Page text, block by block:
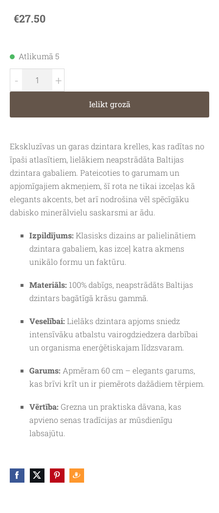
€27.50
Atlikumā 5
- +
Ielikt grozā
Ekskluzīvas un garas dzintara krelles, kas radītas no
īpaši atlasītiem, lielākiem neapstrādāta Baltijas
dzintara gabaliem. Pateicoties to garumam un
apjomīgajiem akmeņiem, šī rota ne tikai izceļas kā
elegants akcents, bet arī nodrošina vēl spēcīgāku
dabisko minerālvielu saskarsmi ar ādu.
Izpildījums: Klasisks dizains ar palielinātiem
dzintara gabaliem, kas izceļ katra akmens
unikālo formu un faktūru.
Materiāls: 100% dabīgs, neapstrādāts Baltijas
dzintars bagātīgā krāsu gammā.
Veselībai: Lielāks dzintara apjoms sniedz
intensīvāku atbalstu vairogdziedzera darbībai
un organisma enerģētiskajam līdzsvaram.
Garums: Apmēram 60 cm – elegants garums,
kas brīvi krīt un ir piemērots dažādiem tērpiem.
Vērtība: Grezna un praktiska dāvana, kas
apvieno senas tradīcijas ar mūsdienīgu
labsajūtu.